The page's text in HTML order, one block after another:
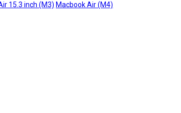
15.3 inch (M3) Macbook Air (M4)